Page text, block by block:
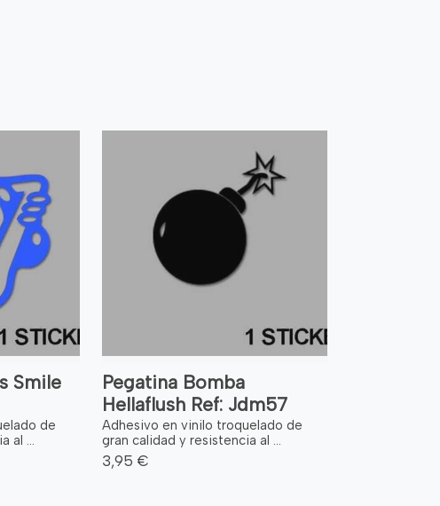
Smile
de
al ...
Pegatina Bomba
Hellaflush Ref: Jdm57
Adhesivo en vinilo troquelado de
gran calidad y resistencia al ...
3,95 €